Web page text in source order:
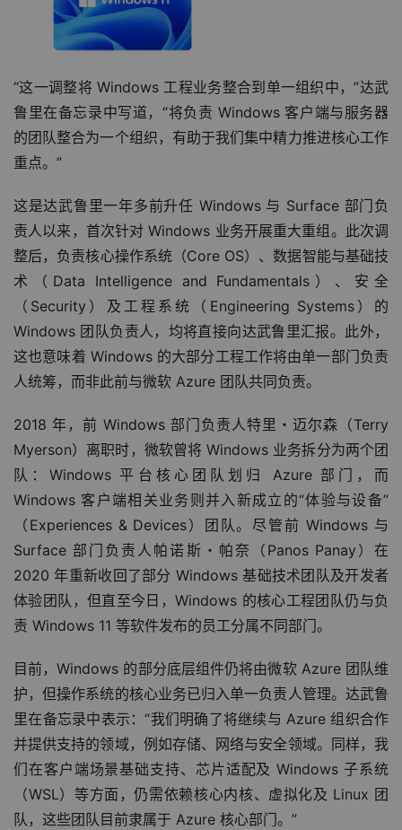
“这一调整将 Windows 工程业务整合到单一组织中，”达武
鲁里在备忘录中写道，“将负责 Windows 客户端与服务器
的团队整合为一个组织，有助于我们集中精力推进核心工作
重点。”
这是达武鲁里一年多前升任 Windows 与 Surface 部门负
责人以来，首次针对 Windows 业务开展重大重组。此次调
整后，负责核心操作系统（Core OS）、数据智能与基础技
术（Data Intelligence and Fundamentals）、安全
（Security）及工程系统（Engineering Systems）的
Windows 团队负责人，均将直接向达武鲁里汇报。此外，
这也意味着 Windows 的大部分工程工作将由单一部门负责
人统筹，而非此前与微软 Azure 团队共同负责。
2018 年，前 Windows 部门负责人特里・迈尔森（Terry
Myerson）离职时，微软曾将 Windows 业务拆分为两个团
队：Windows 平台核心团队划归 Azure 部门，而
Windows 客户端相关业务则并入新成立的“体验与设备”
（Experiences & Devices）团队。尽管前 Windows 与
Surface 部门负责人帕诺斯・帕奈（Panos Panay）在
2020 年重新收回了部分 Windows 基础技术团队及开发者
体验团队，但直至今日，Windows 的核心工程团队仍与负
责 Windows 11 等软件发布的员工分属不同部门。
目前，Windows 的部分底层组件仍将由微软 Azure 团队维
护，但操作系统的核心业务已归入单一负责人管理。达武鲁
里在备忘录中表示：“我们明确了将继续与 Azure 组织合作
并提供支持的领域，例如存储、网络与安全领域。同样，我
们在客户端场景基础支持、芯片适配及 Windows 子系统
（WSL）等方面，仍需依赖核心内核、虚拟化及 Linux 团
队，这些团队目前隶属于 Azure 核心部门。”